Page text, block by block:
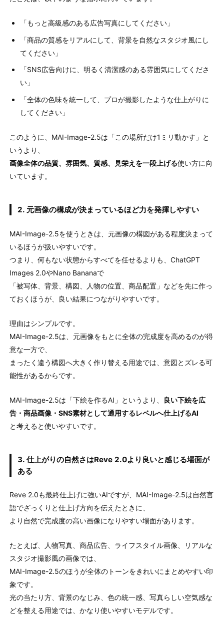
「もっと高級感のある広告写真にしてください」
「商品の質感をリアルにして、背景を自然なスタジオ風にし
てください」
「SNS広告向けに、明るく清潔感のある雰囲気にしてくださ
い」
「全体の色味を統一して、プロが撮影したような仕上がりに
してください」
このように、MAI-Image-2.5は「この場所だけ1ミリ動かす」と
いうより、
画像全体の品質、雰囲気、質感、見栄えを一段上げる使い方に向
いています。
2. 元画像の構成が決まっているほど力を発揮しやすい
MAI-Image-2.5を使うときは、元画像の構図がある程度決まって
いるほうが扱いやすいです。
つまり、何もない状態からすべてを任せるよりも、ChatGPT
Images 2.0やNano Bananaで
「被写体、背景、構図、人物の位置、商品配置」などを先に作っ
ておくほうが、良い結果につながりやすいです。
理由はシンプルです。
MAI-Image-2.5は、元画像をもとに全体の完成度を高めるのが得
意な一方で、
まったく違う構図へ大きく作り替える用途では、意図とズレる可
能性があるからです。
MAI-Image-2.5は「下絵を作るAI」というより、
良い下絵を広
告・商品画像・SNS素材として通用するレベルへ仕上げるAI
と考えると使いやすいです。
3. 仕上がりの自然さはReve 2.0より良いと感じる場面が
ある
Reve 2.0も最終仕上げに強いAIですが、MAI-Image-2.5は自然言
語でざっくりと仕上げ方向を伝えたときに、
より自然で完成度の高い画像になりやすい場面があります。
たとえば、人物写真、商品広告、ライフスタイル画像、リアルな
スタジオ撮影風の画像では、
MAI-Image-2.5のほうが全体のトーンをきれいにまとめやすい印
象です。
光の当たり方、背景のなじみ、色の統一感、写真らしい空気感な
どを整える用途では、かなり使いやすいモデルです。